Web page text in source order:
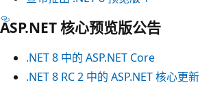
ASP.NET 核心预览版公告
.NET 8 中的 ASP.NET Core
.NET 8 RC 2 中的 ASP.NET 核心更新